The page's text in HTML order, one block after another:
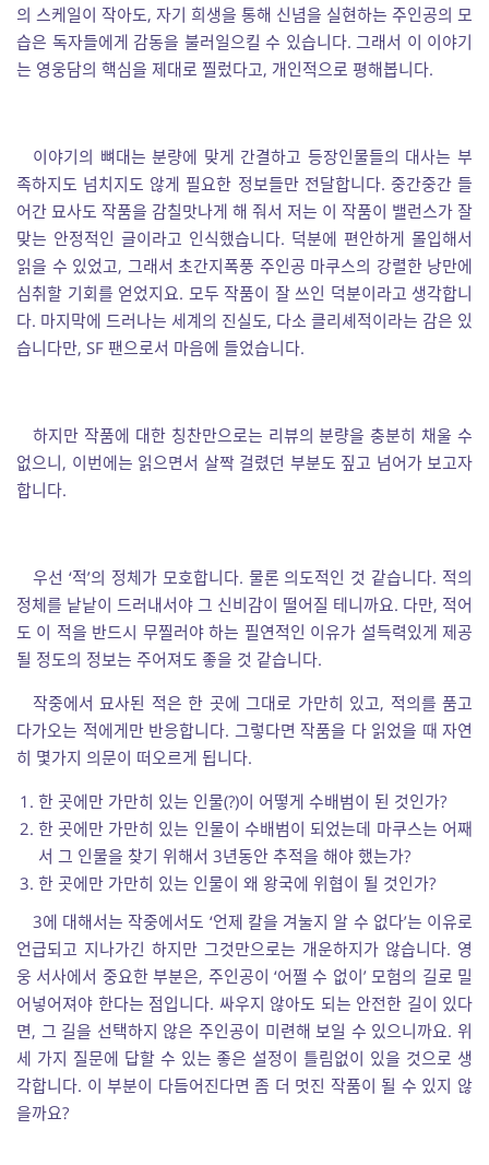
의 스케일이 작아도, 자기 희생을 통해 신념을 실현하는 주인공의 모
습은 독자들에게 감동을 불러일으킬 수 있습니다. 그래서 이 이야기
는 영웅담의 핵심을 제대로 찔렀다고, 개인적으로 평해봅니다.
이야기의 뼈대는 분량에 맞게 간결하고 등장인물들의 대사는 부
족하지도 넘치지도 않게 필요한 정보들만 전달합니다. 중간중간 들
어간 묘사도 작품을 감칠맛나게 해 줘서 저는 이 작품이 밸런스가 잘
맞는 안정적인 글이라고 인식했습니다. 덕분에 편안하게 몰입해서
읽을 수 있었고, 그래서 초간지폭풍 주인공 마쿠스의 강렬한 낭만에
심취할 기회를 얻었지요. 모두 작품이 잘 쓰인 덕분이라고 생각합니
다. 마지막에 드러나는 세계의 진실도, 다소 클리셰적이라는 감은 있
습니다만, SF 팬으로서 마음에 들었습니다.
하지만 작품에 대한 칭찬만으로는 리뷰의 분량을 충분히 채울 수
없으니, 이번에는 읽으면서 살짝 걸렸던 부분도 짚고 넘어가 보고자
합니다.
우선 ‘적’의 정체가 모호합니다. 물론 의도적인 것 같습니다. 적의
정체를 낱낱이 드러내서야 그 신비감이 떨어질 테니까요. 다만, 적어
도 이 적을 반드시 무찔러야 하는 필연적인 이유가 설득력있게 제공
될 정도의 정보는 주어져도 좋을 것 같습니다.
작중에서 묘사된 적은 한 곳에 그대로 가만히 있고, 적의를 품고
다가오는 적에게만 반응합니다. 그렇다면 작품을 다 읽었을 때 자연
히 몇가지 의문이 떠오르게 됩니다.
한 곳에만 가만히 있는 인물(?)이 어떻게 수배범이 된 것인가?
한 곳에만 가만히 있는 인물이 수배범이 되었는데 마쿠스는 어째
서 그 인물을 찾기 위해서 3년동안 추적을 해야 했는가?
한 곳에만 가만히 있는 인물이 왜 왕국에 위협이 될 것인가?
3에 대해서는 작중에서도 ‘언제 칼을 겨눌지 알 수 없다’는 이유로
언급되고 지나가긴 하지만 그것만으로는 개운하지가 않습니다. 영
웅 서사에서 중요한 부분은, 주인공이 ‘어쩔 수 없이’ 모험의 길로 밀
어넣어져야 한다는 점입니다. 싸우지 않아도 되는 안전한 길이 있다
면, 그 길을 선택하지 않은 주인공이 미련해 보일 수 있으니까요. 위
세 가지 질문에 답할 수 있는 좋은 설정이 틀림없이 있을 것으로 생
각합니다. 이 부분이 다듬어진다면 좀 더 멋진 작품이 될 수 있지 않
을까요?